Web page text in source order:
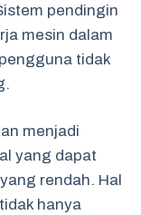
pendingin
mesin dalam
tidak
menjadi
yang dapat
rendah. Hal
hanya